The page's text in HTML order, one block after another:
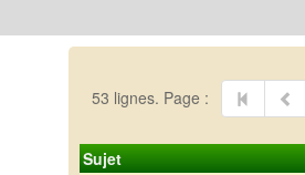
53 lignes. Page :
Sujet